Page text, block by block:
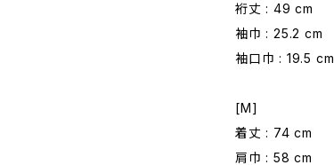
裄丈 : 49 cm
袖巾 : 25.2 cm
袖口巾 : 19.5 cm
[M]
着丈 : 74 cm
肩巾 : 58 cm